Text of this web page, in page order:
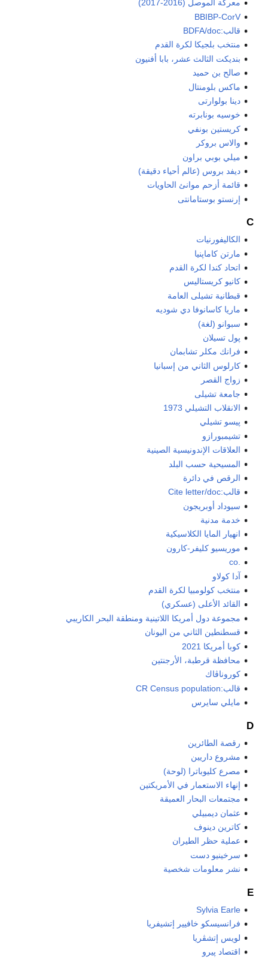
معركة الموصل (2016-2017)
BBIBP-CorV
قالب:BDFA/doc
منتخب بلجيكا لكرة القدم
بنديكت الثالث عشر، بابا أفنيون
صالح بن حميد
ماكس بلومنتال
دينا بولوارتى
خوسيه بونابرته
كريستين بونفي
والاس بروكر
ميلي بوبي براون
ديفد بروس (عالم أحياء دقيقة)
قائمة أزحم موانئ الحاويات
إرنستو بوستامانتى
C
الكاليفورنيات
مارتن كاماپنيا
اتحاد كندا لكرة القدم
كانيو كريستاليس
قبطانية تشيلى العامة
ماريا كاسانوفا دي شوديه
سبوانو (لغة)
پول تسيلان
فرانك مكلر تشابمان
كارلوس الثاني من إسبانيا
زواج القصر
جامعة تشيلى
الانقلاب التشيلي 1973
پيسو تشيلي
تشيمبورازو
العلاقات الإندونيسية الصينية
المسيحية حسب البلد
الرقص في دائرة
قالب:Cite letter/doc
سيوداد أوبريجون
خدمة مدنية
انهيار المايا الكلاسيكية
موريسيو كليفر-كارون
.co
آدا كولاو
منتخب كولومبيا لكرة القدم
القائد الأعلى (عسكري)
مجموعة دول أمريكا اللاتينية ومنطقة البحر الكاريبي
قسطنطين الثاني من اليونان
كوبا أمريكا 2021
محافظة قرطبة، الأرجنتين
كوروناڤاك
قالب:CR Census population
مايلي سايرس
D
رقصة الطائرين
مشروع داريين
مصرع كليوباترا (لوحة)
إنهاء الاستعمار في الأمريكتين
مجتمعات البحار العميقة
عثمان ديمبيلي
كاترين دينوف
عملية حظر الطيران
سرخينيو دست
نشر معلومات شخصية
E
Sylvia Earle
فرانسيسكو خافيير إتشيفريا
لويس إتشڤريا
اقتصاد پيرو